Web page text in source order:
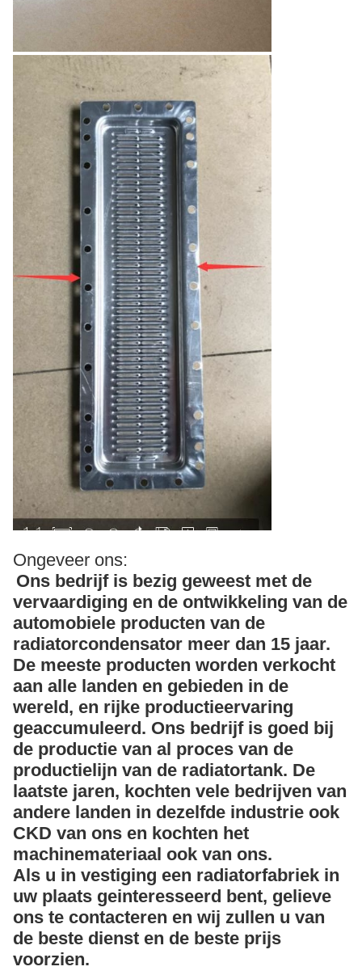
Ongeveer ons:
Ons bedrijf is bezig geweest met de
vervaardiging en de ontwikkeling van de
automobiele producten van de
radiatorcondensator meer dan 15 jaar.
De meeste producten worden verkocht
aan alle landen en gebieden in de
wereld, en rijke productieervaring
geaccumuleerd. Ons bedrijf is goed bij
de productie van al proces van de
productielijn van de radiatortank. De
laatste jaren, kochten vele bedrijven van
andere landen in dezelfde industrie ook
CKD van ons en kochten het
machinemateriaal ook van ons.
Als u in vestiging een radiatorfabriek in
uw plaats geinteresseerd bent, gelieve
ons te contacteren en wij zullen u van
de beste dienst en de beste prijs
voorzien.